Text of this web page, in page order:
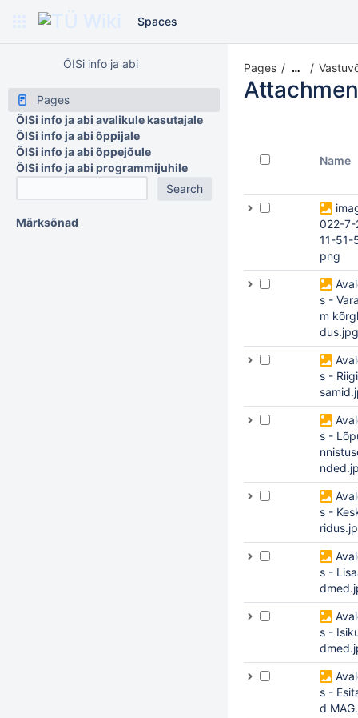
Spaces
ÕISi info ja abi
Pages
ÕISi info ja abi avalikule kasutajale
ÕISi info ja abi õppijale
ÕISi info ja abi õppejõule
ÕISi info ja abi programmijuhile
Märksõnad
Pages …
Name
022-7-
11-51-
png
s -
m
dus.jpg
s -
s -
s -
s -
s -
s -
d